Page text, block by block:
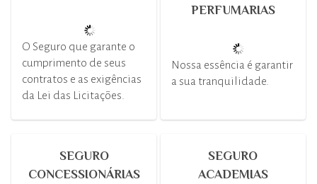
O Seguro que garante o
cumprimento de seus
contratos e as exigências
da Lei das Licitações.
PERFUMARIAS
Nossa essência é garantir
a sua tranquilidade.
SEGURO
CONCESSIONÁRIAS
SEGURO
ACADEMIAS